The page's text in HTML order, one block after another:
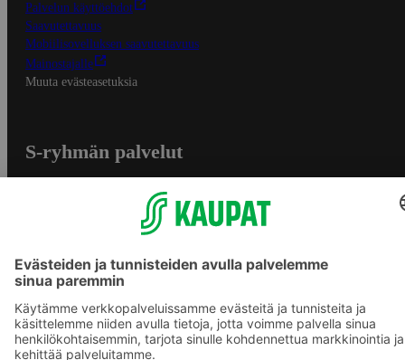
Palvelun käyttöehdot
Saavutettavuus
Mobiilisovelluksen saavutettavuus
Mainostajalle
Muuta evästeasetuksia
S-ryhmän palvelut
S-ostoslista -sovellus
Prisma.fi
Sokos.fi
S-Pankki
Yhteishyvä